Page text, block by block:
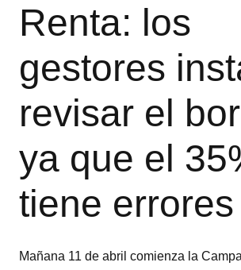
Renta: los
gestores
revisar el
ya que el
tiene errores
Mañana 11 de abril comienza la